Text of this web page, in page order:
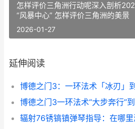
怎样评价三角洲行动呢深入剖析
“风暴中心” 怎样评价三角洲的美景
2026-01-27
延伸阅读